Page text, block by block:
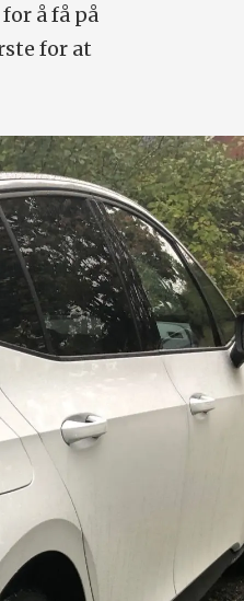
å få på
for at